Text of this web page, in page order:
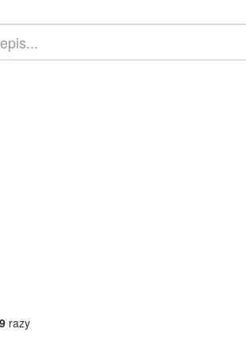
razy